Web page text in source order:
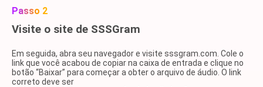
Passo 2
Visite o site de SSSGram
Em seguida, abra seu navegador e visite sssgram.com. Cole o
link que você acabou de copiar na caixa de entrada e clique no
botão “Baixar” para começar a obter o arquivo de áudio. O link
correto deve ser